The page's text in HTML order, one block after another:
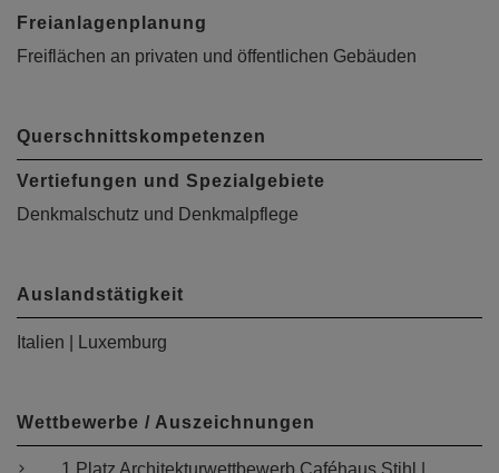
Freianlagenplanung
Freiflächen an privaten und öffentlichen Gebäuden
Querschnittskompetenzen
Vertiefungen und Spezialgebiete
Denkmalschutz und Denkmalpflege
Auslandstätigkeit
Italien | Luxemburg
Wettbewerbe / Auszeichnungen
1.Platz Architekturwettbewerb Caféhaus Stihl |